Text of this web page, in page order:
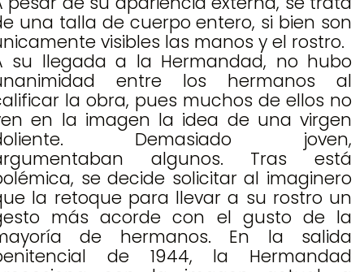
una talla de cuerpo entero, si bien son
visibles las manos y el rostro.
su llegada a la Hermandad, no hubo
entre los hermanos al
la obra, pues muchos de ellos no
en la imagen la idea de una virgen
Demasiado joven,
algunos. Tras está
se decide solicitar al imaginero
la retoque para llevar a su rostro un
más acorde con el gusto de la
de hermanos. En la salida
de 1944, la Hermandad